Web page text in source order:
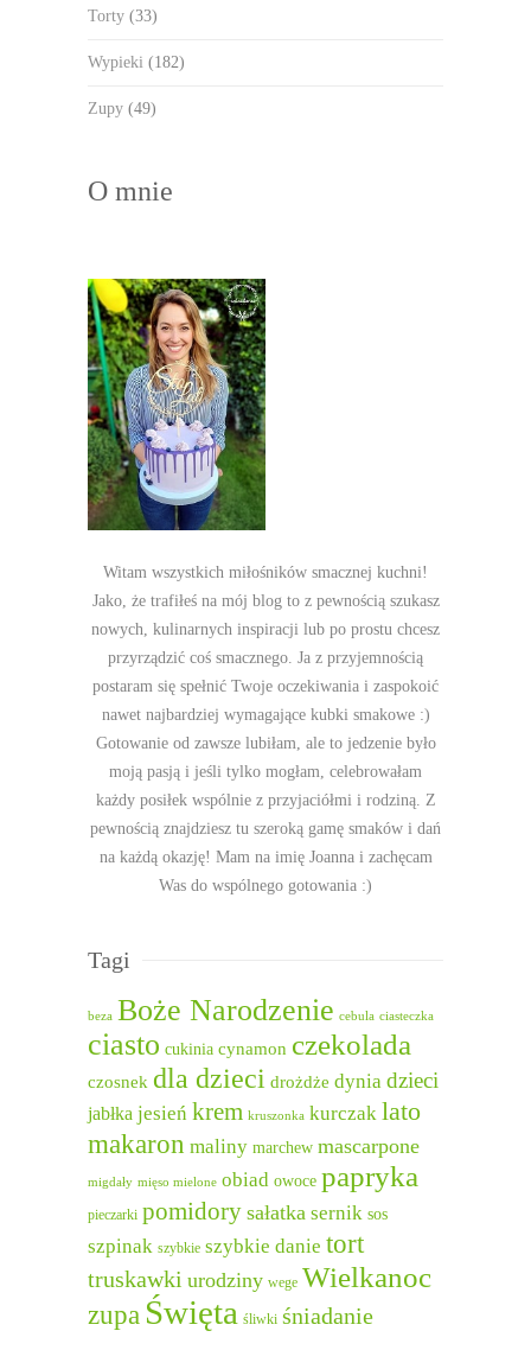
Torty (33)
Wypieki (182)
Zupy (49)
O mnie
Witam wszystkich miłośników smacznej kuchni!
Jako, że trafiłeś na mój blog to z pewnością szukasz
nowych, kulinarnych inspiracji lub po prostu chcesz
przyrządzić coś smacznego. Ja z przyjemnością
postaram się spełnić Twoje oczekiwania i zaspokoić
nawet najbardziej wymagające kubki smakowe :)
Gotowanie od zawsze lubiłam, ale to jedzenie było
moją pasją i jeśli tylko mogłam, celebrowałam
każdy posiłek wspólnie z przyjaciółmi i rodziną. Z
pewnością znajdziesz tu szeroką gamę smaków i dań
na każdą okazję! Mam na imię Joanna i zachęcam
Was do wspólnego gotowania :)
Tagi
beza Boże Narodzenie cebula ciasteczka
ciasto cukinia cynamon czekolada
czosnek dla dzieci drożdże dynia dzieci
jabłka jesień krem kruszonka kurczak lato
makaron maliny marchew mascarpone
migdały mięso mielone obiad owoce papryka
pieczarki pomidory sałatka sernik sos
szpinak szybkie szybkie danie tort
truskawki urodziny wege Wielkanoc
zupa Święta śliwki śniadanie